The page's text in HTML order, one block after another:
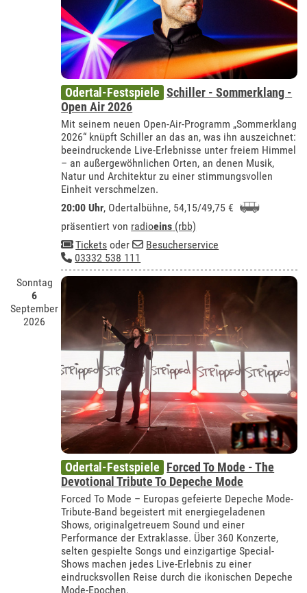
Odertal-Festspiele Schiller - Sommerklang -
Open Air 2026
Mit seinem neuen Open-Air-Programm „Sommerklang
2026“ knüpft Schiller an das an, was ihn auszeichnet:
beeindruckende Live-Erlebnisse unter freiem Himmel
– an außergewöhnlichen Orten, an denen Musik,
Natur und Architektur zu einer stimmungsvollen
Einheit verschmelzen.
20:00 Uhr, Odertalbühne, 54,15/49,75 €
präsentiert von radioeins (rbb)
Tickets oder
Besucherservice
03332 538 111
Sonntag
6
September
2026
Odertal-Festspiele Forced To Mode - The
Devotional Tribute To Depeche Mode
Forced To Mode – Europas gefeierte Depeche Mode-
Tribute-Band begeistert mit energiegeladenen
Shows, originalgetreuem Sound und einer
Performance der Extraklasse. Über 360 Konzerte,
selten gespielte Songs und einzigartige Special-
Shows machen jedes Live-Erlebnis zu einer
eindrucksvollen Reise durch die ikonischen Depeche
Mode-Epochen.